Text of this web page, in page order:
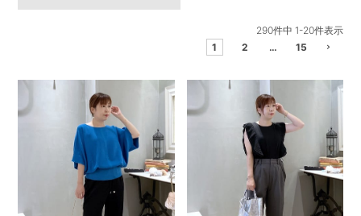
290件中 1-20件表示
1
2 … 15